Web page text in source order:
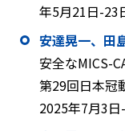
年5月21日-23
安達晃一、田
安全なMICS-
第29回日本冠
2025年7月3日